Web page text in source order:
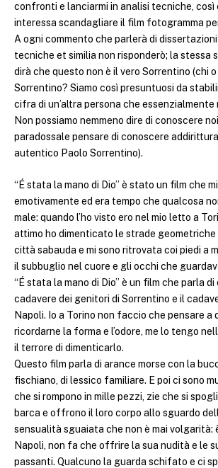
confronti e lanciarmi in analisi tecniche, così
interessa scandagliare il film fotogramma
A ogni commento che parlerà di
tecniche et similia non risponderò; la stessa
dirà che questo non è il vero Sorrentino (chi
Sorrentino? Siamo così presuntuosi da
cifra di un’altra persona che essenzialmente
Non possiamo nemmeno dire di conoscere
paradossale pensare di conoscere
autentico Paolo Sorrentino).
“É stata la mano di Dio” è stato un film che
emotivamente ed era tempo che qualcosa
male: quando l’ho visto ero nel mio letto a
attimo ho dimenticato le strade
città sabauda e mi sono ritrovata coi piedi a
il subbuglio nel cuore e gli occhi che
“É stata la mano di Dio” è un film che parla di
cadavere dei genitori di Sorrentino e il
Napoli. Io a Torino non faccio che pensare a
ricordarne la forma e l’odore, me lo tengo
il terrore di dimenticarlo.
Questo film parla di arance morse con la
fischiano, di lessico familiare. E poi ci sono
che si rompono in mille pezzi, zie che si
barca e offrono il loro corpo allo sguardo
sensualità sguaiata che non è mai volgarità:
Napoli, non fa che offrire la sua nudità e le
passanti. Qualcuno la guarda schifato e ci